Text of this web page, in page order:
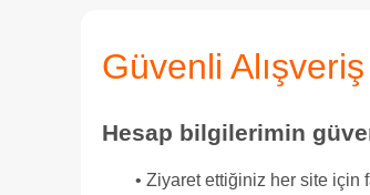
Güvenli
Hesap bilgilerimin
• Ziyaret ettiğiniz her site için